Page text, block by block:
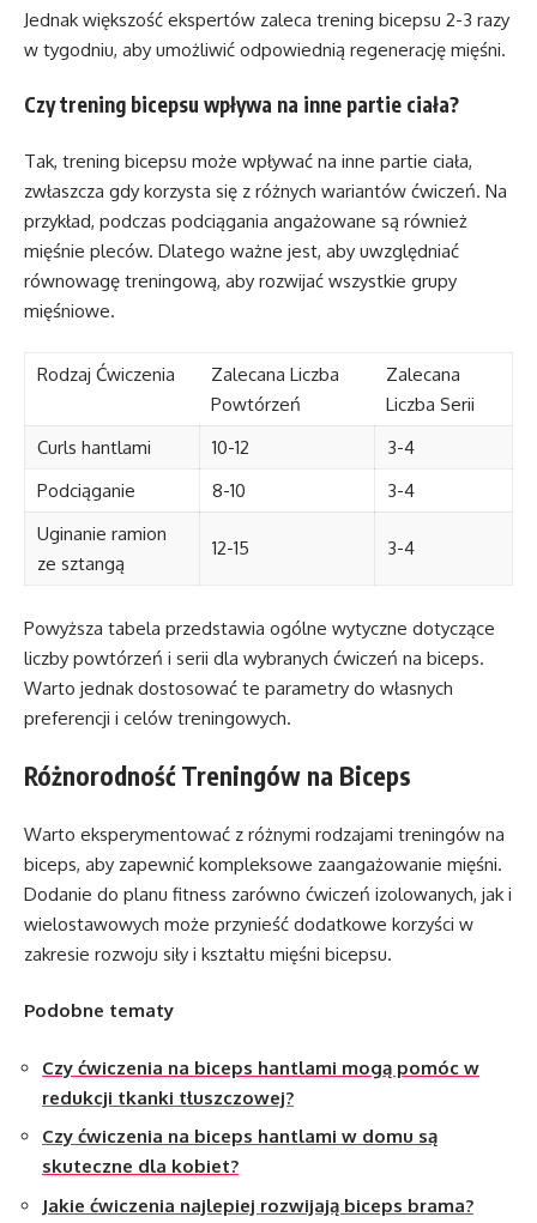
Jednak większość ekspertów zaleca trening bicepsu 2-3 razy
w tygodniu, aby umożliwić odpowiednią regenerację mięśni.
Czy trening bicepsu wpływa na inne partie ciała?
Tak, trening bicepsu może wpływać na inne partie ciała,
zwłaszcza gdy korzysta się z różnych wariantów ćwiczeń. Na
przykład, podczas podciągania angażowane są również
mięśnie pleców. Dlatego ważne jest, aby uwzględniać
równowagę treningową, aby rozwijać wszystkie grupy
mięśniowe.
Rodzaj Ćwiczenia
Zalecana Liczba
Powtórzeń
Zalecana
Liczba Serii
Curls hantlami
10-12
3-4
Podciąganie
8-10
3-4
Uginanie ramion
ze sztangą
12-15 3-4
Powyższa tabela przedstawia ogólne wytyczne dotyczące
liczby powtórzeń i serii dla wybranych ćwiczeń na biceps.
Warto jednak dostosować te parametry do własnych
preferencji i celów treningowych.
Różnorodność Treningów na Biceps
Warto eksperymentować z różnymi rodzajami treningów na
biceps, aby zapewnić kompleksowe zaangażowanie mięśni.
Dodanie do planu fitness zarówno ćwiczeń izolowanych, jak i
wielostawowych może przynieść dodatkowe korzyści w
zakresie rozwoju siły i kształtu mięśni bicepsu.
Podobne tematy
Czy ćwiczenia na biceps hantlami mogą pomóc w
redukcji tkanki tłuszczowej?
Czy ćwiczenia na biceps hantlami w domu są
skuteczne dla kobiet?
Jakie ćwiczenia najlepiej rozwijają biceps brama?